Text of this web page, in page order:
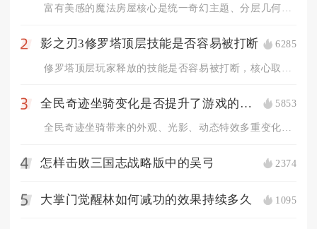
富有美感的魔法房屋核心是统一奇幻主题、分层几何结构、冷暖光影...
2 影之刃3修罗塔顶层技能是否容易被打断 6285
3 全民奇迹坐骑变化是否提升了游戏的视觉效果 5853
4 怎样击败三国志战略版中的吴弓 2374
5 大掌门觉醒林如何减功的效果持续多久 1095